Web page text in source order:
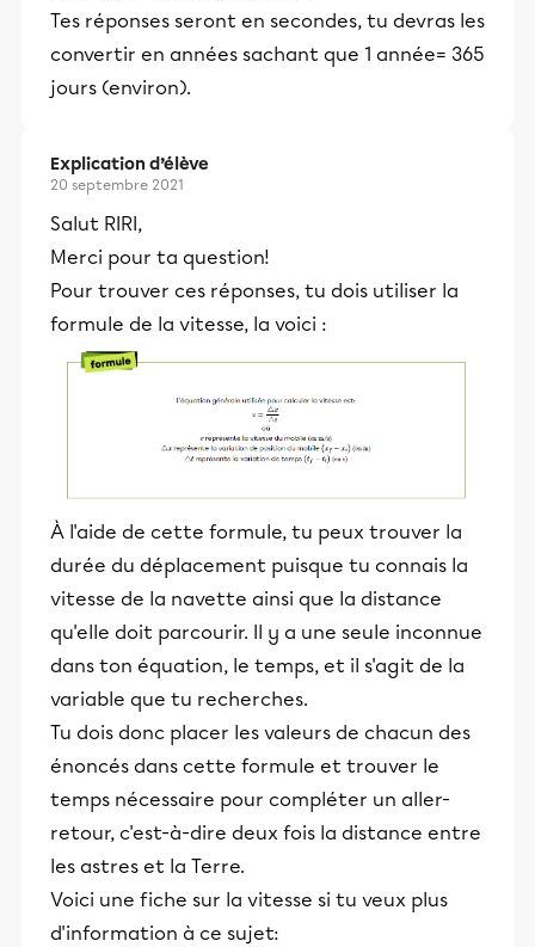
Tes réponses seront en secondes, tu devras les
convertir en années sachant que 1 année= 365
jours (environ).
Explication d’élève
20 septembre 2021
Salut RIRI,
Merci pour ta question!
Pour trouver ces réponses, tu dois utiliser la
formule de la vitesse, la voici :
À l'aide de cette formule, tu peux trouver la
durée du déplacement puisque tu connais la
vitesse de la navette ainsi que la distance
qu'elle doit parcourir. Il y a une seule inconnue
dans ton équation, le temps, et il s'agit de la
variable que tu recherches.
Tu dois donc placer les valeurs de chacun des
énoncés dans cette formule et trouver le
temps nécessaire pour compléter un aller-
retour, c'est-à-dire deux fois la distance entre
les astres et la Terre.
Voici une fiche sur la vitesse si tu veux plus
d'information à ce sujet: